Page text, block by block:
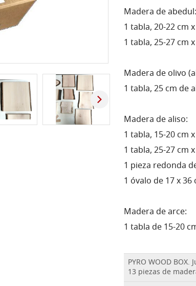
Madera de abedul:
1 tabla, 20-22 cm
1 tabla, 25-27 cm
Madera de olivo
1 tabla, 25 cm de
Madera de aliso:
1 tabla, 15-20 cm
1 tabla, 25-27 cm
1 pieza redonda
1 óvalo de 17 x
Madera de arce:
1 tabla de 15-20
PYRO WOOD
13 piezas de